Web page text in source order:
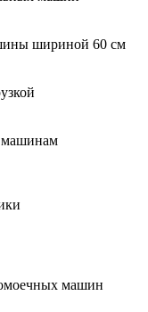
шириной 60 см
машинам
машин